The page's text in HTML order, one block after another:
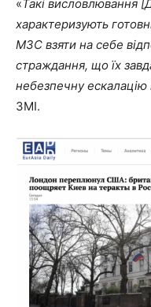
«Такі висловлювання
характеризують
МЗС взяти на себе
страждання, що їх
небезпечну ескалацію
ЗМІ.